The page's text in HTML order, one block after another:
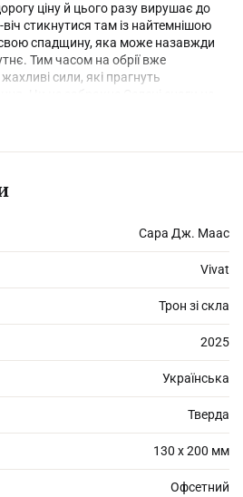
ціну й цього разу вирушає до
стикнутися там із найтемнішою
спадщину, яка може назавжди
Тим часом на обрії вже
сили, які прагнуть
демонами, а й
Сара Дж. Маас
Vivat
Трон зі скла
2025
Українська
Тверда
130 х 200 мм
Офсетний